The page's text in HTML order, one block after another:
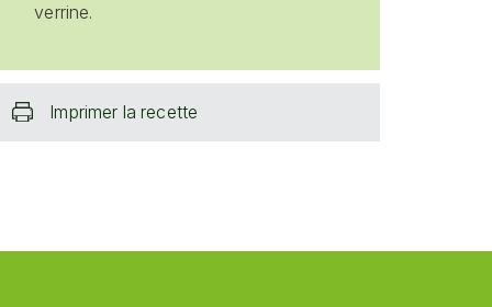
verrine.
Imprimer la recette